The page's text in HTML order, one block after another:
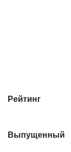
Рейтинг
Выпущенный